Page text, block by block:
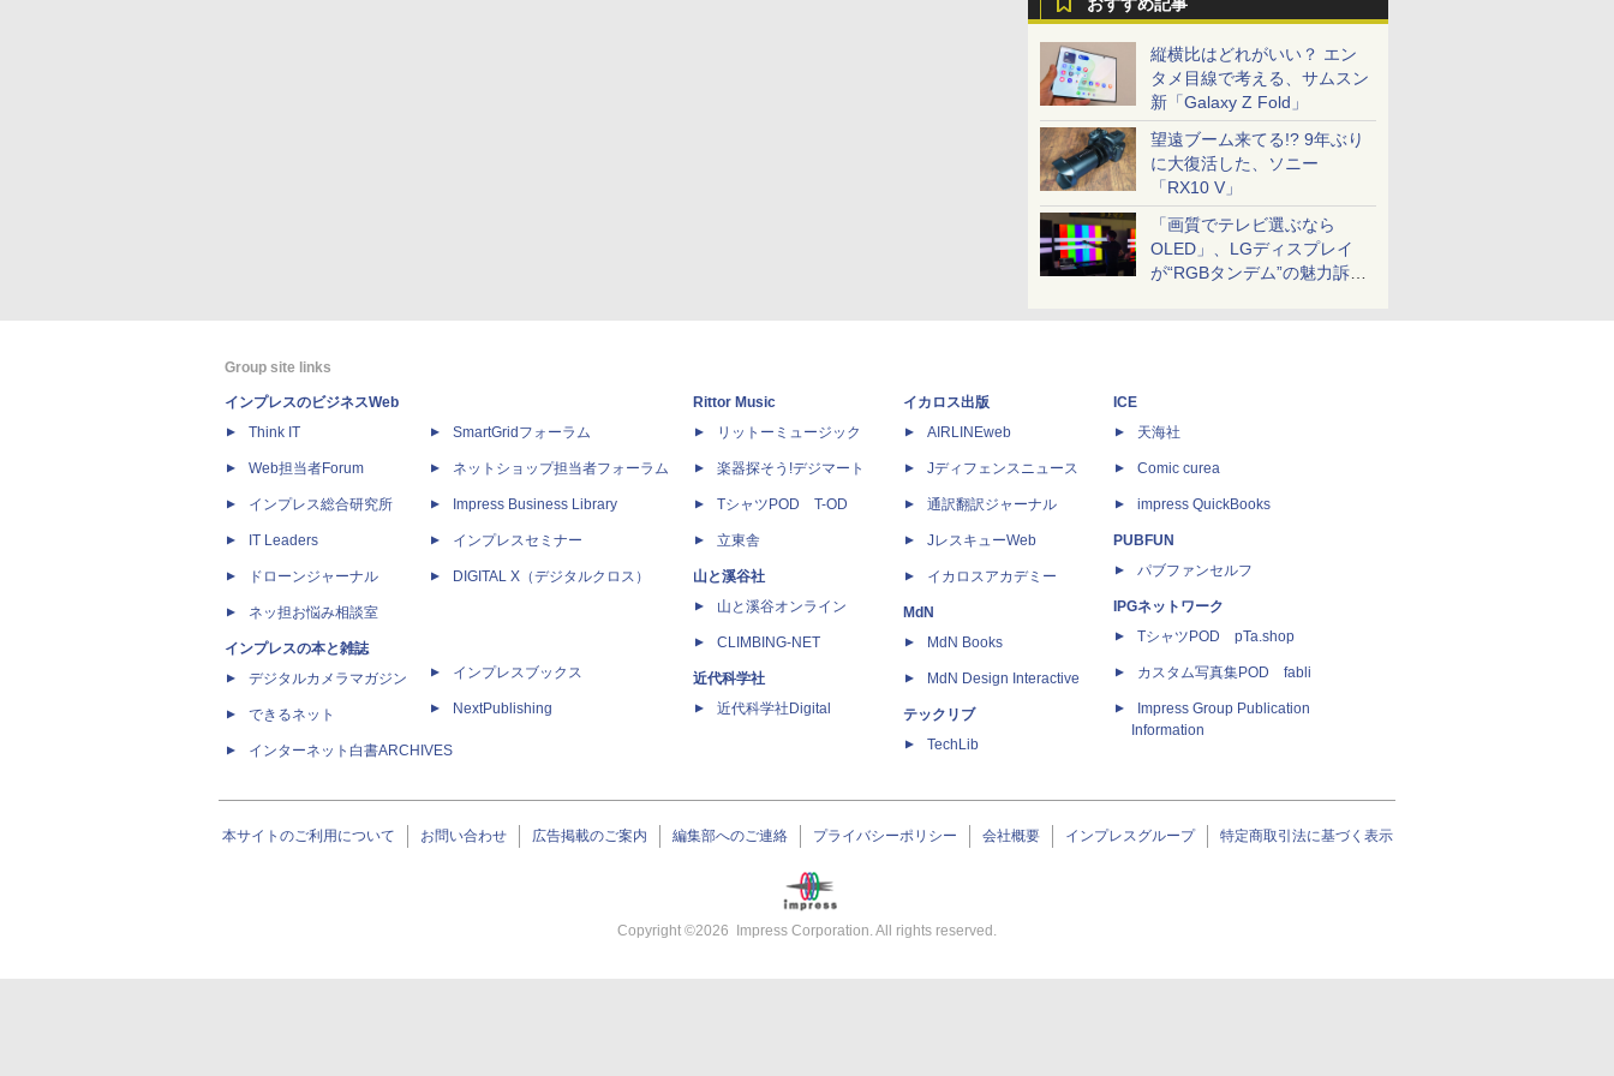
縦横比はどれがいい？ エン
タメ目線で考える、サムスン
新「Galaxy Z Fold」
望遠ブーム来てる!? 9年ぶり
に大復活した、ソニー
「RX10 V」
「画質でテレビ選ぶなら
OLED」、LGディスプレイ
が“RGBタンデム”の魅力訴
Group site links
インプレスのビジネスWeb
Think IT
Web担当者Forum
インプレス総合研究所
IT Leaders
ドローンジャーナル
ネッ担お悩み相談室
インプレスの本と雑誌
デジタルカメラマガジン
できるネット
インターネット白書ARCHIVES
SmartGridフォーラム
ネットショップ担当者フォーラム
Impress Business Library
インプレスセミナー
DIGITAL X（デジタルクロス）
インプレスブックス
NextPublishing
Rittor Music
リットーミュージック
楽器探そう!デジマート
TシャツPOD T-OD
立東舎
山と溪谷社
山と溪谷オンライン
CLIMBING-NET
近代科学社
近代科学社Digital
イカロス出版
AIRLINEweb
Jディフェンスニュース
通訳翻訳ジャーナル
JレスキューWeb
イカロスアカデミー
MdN
MdN Books
MdN Design Interactive
テックリブ
TechLib
ICE
天海社
Comic curea
impress QuickBooks
PUBFUN
パブファンセルフ
IPGネットワーク
TシャツPOD pTa.shop
カスタム写真集POD fabli
Impress Group Publication
Information
本サイトのご利用について お問い合わせ 広告掲載のご案内 編集部へのご連絡 プライバシーポリシー 会社概要 インプレスグループ 特定商取引法に基づく表示
Copyright ©2026 Impress Corporation. All rights reserved.